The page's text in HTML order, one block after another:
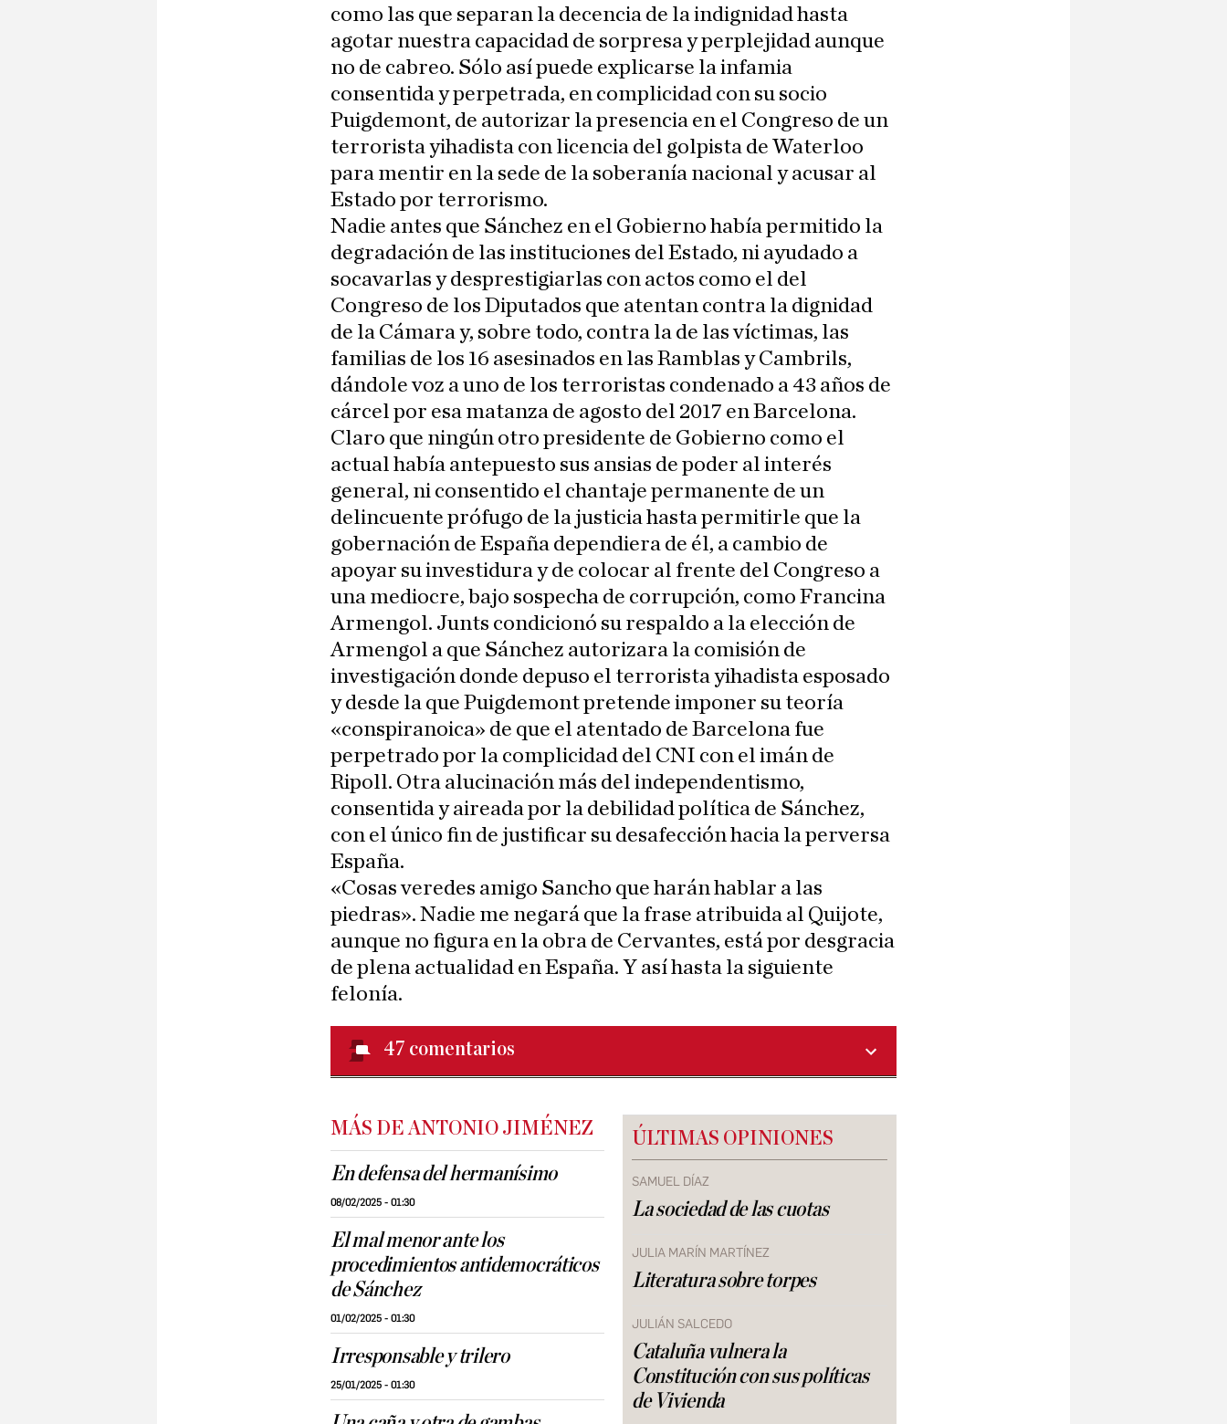
como las que separan la decencia de la indignidad hasta
agotar nuestra capacidad de sorpresa y perplejidad aunque
no de cabreo. Sólo así puede explicarse la infamia
consentida y perpetrada, en complicidad con su socio
Puigdemont, de autorizar la presencia en el Congreso de un
terrorista yihadista con licencia del golpista de Waterloo
para mentir en la sede de la soberanía nacional y acusar al
Estado por terrorismo.
Nadie antes que Sánchez en el Gobierno había permitido la
degradación de las instituciones del Estado, ni ayudado a
socavarlas y desprestigiarlas con actos como el del
Congreso de los Diputados que atentan contra la dignidad
de la Cámara y, sobre todo, contra la de las víctimas, las
familias de los 16 asesinados en las Ramblas y Cambrils,
dándole voz a uno de los terroristas condenado a 43 años de
cárcel por esa matanza de agosto del 2017 en Barcelona.
Claro que ningún otro presidente de Gobierno como el
actual había antepuesto sus ansias de poder al interés
general, ni consentido el chantaje permanente de un
delincuente prófugo de la justicia hasta permitirle que la
gobernación de España dependiera de él, a cambio de
apoyar su investidura y de colocar al frente del Congreso a
una mediocre, bajo sospecha de corrupción, como Francina
Armengol. Junts condicionó su respaldo a la elección de
Armengol a que Sánchez autorizara la comisión de
investigación donde depuso el terrorista yihadista esposado
y desde la que Puigdemont pretende imponer su teoría
«conspiranoica» de que el atentado de Barcelona fue
perpetrado por la complicidad del CNI con el imán de
Ripoll. Otra alucinación más del independentismo,
consentida y aireada por la debilidad política de Sánchez,
con el único fin de justificar su desafección hacia la perversa
España.
«Cosas veredes amigo Sancho que harán hablar a las
piedras». Nadie me negará que la frase atribuida al Quijote,
aunque no figura en la obra de Cervantes, está por desgracia
de plena actualidad en España. Y así hasta la siguiente
felonía.
47 comentarios
MÁS DE ANTONIO JIMÉNEZ
En defensa del hermanísimo
08/02/2025 - 01:30
El mal menor ante los
procedimientos antidemocráticos
de Sánchez
01/02/2025 - 01:30
Irresponsable y trilero
25/01/2025 - 01:30
ÚLTIMAS OPINIONES
SAMUEL DÍAZ
La sociedad de las cuotas
JULIA MARÍN MARTÍNEZ
Literatura sobre torpes
JULIÁN SALCEDO
Cataluña vulnera la
Constitución con sus políticas
de Vivienda